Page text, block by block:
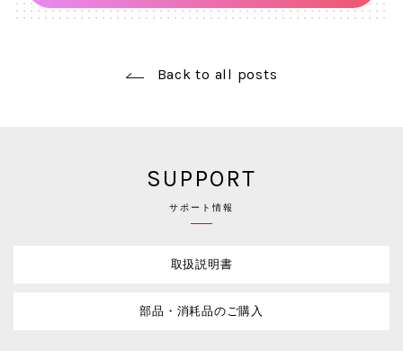
Back to all posts
SUPPORT
サポート情報
取扱説明書
部品・消耗品のご購入